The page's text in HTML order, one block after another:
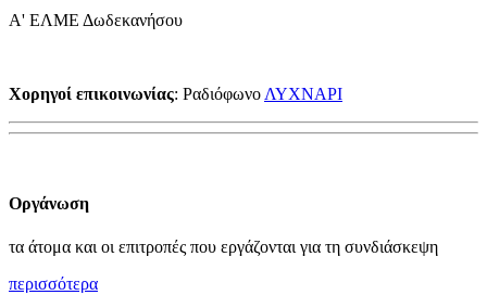
Α' ΕΛΜΕ Δωδεκανήσου
Χορηγοί επικοινωνίας: Ραδιόφωνο ΛΥΧΝΑΡΙ
Οργάνωση
τα άτομα και οι επιτροπές που εργάζονται για τη συνδιάσκεψη
περισσότερα